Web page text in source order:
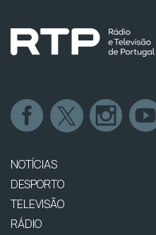
NOTÍCIAS
DESPORTO
TELEVISÃO
RÁDIO